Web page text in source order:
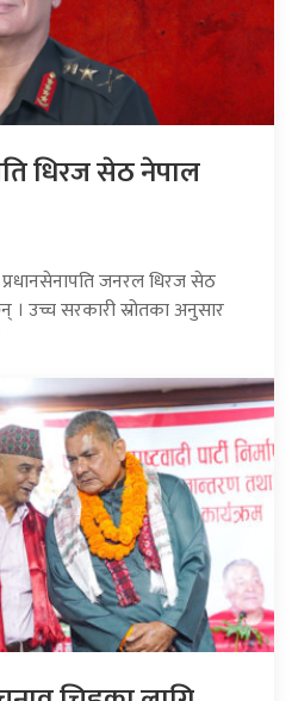
धिरज सेठ नेपाल
जनरल धिरज सेठ
उच्च सरकारी स्रोतका अनुसार